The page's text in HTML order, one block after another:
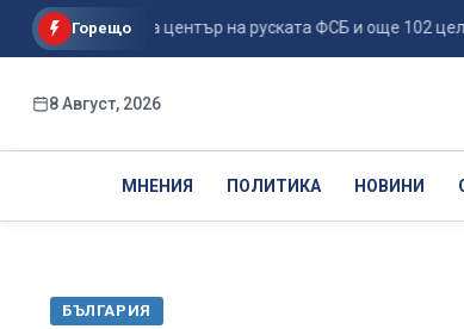
Горещо
поразиха център на руската ФСБ и още 102 цели за 48
8 Август, 2026
МНЕНИЯ ПОЛИТИКА НОВИНИ
БЪЛГАРИЯ